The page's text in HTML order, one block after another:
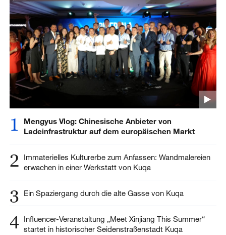
1
Mengyus Vlog: Chinesische Anbieter von
Ladeinfrastruktur auf dem europäischen Markt
2
Immaterielles Kulturerbe zum Anfassen: Wandmalereien
erwachen in einer Werkstatt von Kuqa
3 Ein Spaziergang durch die alte Gasse von Kuqa
4 Influencer-Veranstaltung „Meet Xinjiang This Summer“
startet in historischer Seidenstraßenstadt Kuqa